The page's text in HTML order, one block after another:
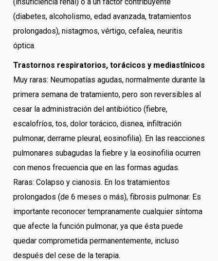
(diabetes, alcoholismo, edad avanzada, tratamientos
prolongados), nistagmos, vértigo, cefalea, neuritis
óptica.
Trastornos respiratorios, torácicos y mediastínicos
Muy raras: Neumopatías agudas, normalmente durante la
primera semana de tratamiento, pero son reversibles al
cesar la administración del antibiótico (fiebre,
escalofríos, tos, dolor torácico, disnea, infiltración
pulmonar, derrame pleural, eosinofilia). En las reacciones
pulmonares subagudas la fiebre y la eosinofilia ocurren
con menos frecuencia que en las formas agudas.
Raras: Colapso y cianosis. En los tratamientos
prolongados (de 6 meses o más), fibrosis pulmonar. Es
importante reconocer tempranamente cualquier síntoma
que afecte la función pulmonar, ya que ésta puede
quedar comprometida permanentemente, incluso
después del cese de la terapia.